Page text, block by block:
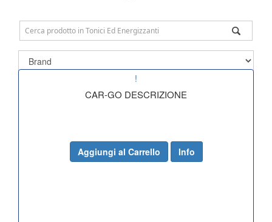
!
CAR-GO DESCRIZIONE
Aggiungi al Carrello Info